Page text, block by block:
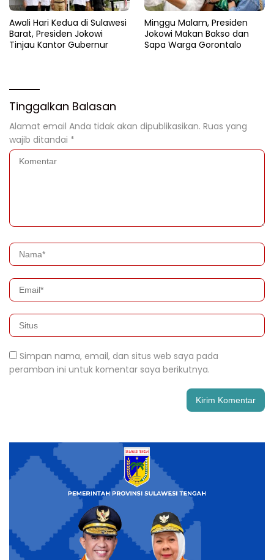
Awali Hari Kedua di Sulawesi
Barat, Presiden Jokowi
Tinjau Kantor Gubernur
Minggu Malam, Presiden
Jokowi Makan Bakso dan
Sapa Warga Gorontalo
Tinggalkan Balasan
Alamat email Anda tidak akan dipublikasikan. Ruas yang
wajib ditandai *
Simpan nama, email, dan situs web saya pada
peramban ini untuk komentar saya berikutnya.